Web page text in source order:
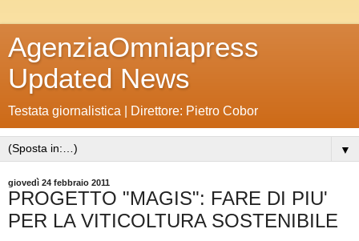
AgenziaOmniapress
Updated News
Testata giornalistica | Direttore: Pietro Cobor
▼
giovedì 24 febbraio 2011
PROGETTO "MAGIS": FARE DI PIU'
PER LA VITICOLTURA SOSTENIBILE